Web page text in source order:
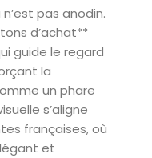
pas anodin.
d’achat**
guide le regard
la
un phare
s’aligne
françaises, où
et